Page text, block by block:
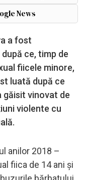
News
a fost
ce, timp de
fiicele minore,
luată după ce
găisit vinovat de
violente cu
anilor 2018 –
fiica de 14 ani și